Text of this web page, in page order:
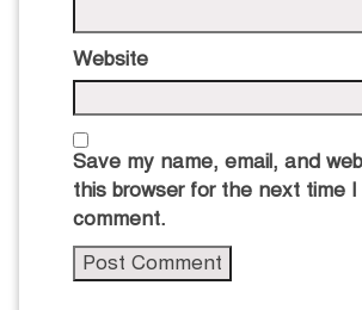
Website
Save my name, email, and
this browser for the next time I
comment.